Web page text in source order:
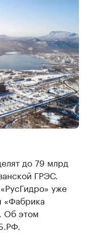
до 79 млрд
ГРЭС.
уже
«Фабрика
Об этом